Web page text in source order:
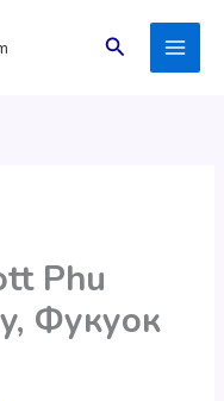
Поиск
Phu
Фукуок